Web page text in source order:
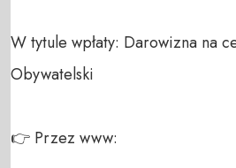
W tytule wpłaty: Darowizna na
Obywatelski
👉 Przez www: